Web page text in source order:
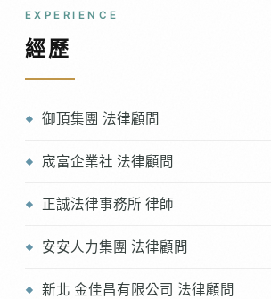
EXPERIENCE
經歷
御頂集團 法律顧問
宬富企業社 法律顧問
正誠法律事務所 律師
安安人力集團 法律顧問
新北 金佳昌有限公司 法律顧問